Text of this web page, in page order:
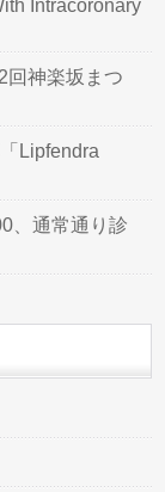
Intracoronary
回神楽坂まつ
Lipfendra
、通常通り診